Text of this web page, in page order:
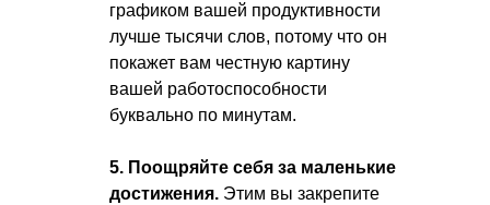
графиком вашей продуктивности
лучше тысячи слов, потому что он
покажет вам честную картину
вашей работоспособности
буквально по минутам.
5. Поощряйте себя за маленькие
достижения. Этим вы закрепите